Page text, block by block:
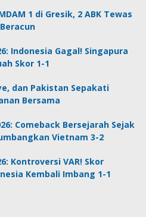
1 di Gresik, 2 ABK Tewas
Indonesia Gagal! Singapura
Skor 1-1
dan Pakistan Sepakati
Bersama
Comeback Bersejarah Sejak
Vietnam 3-2
Kontroversi VAR! Skor
Kembali Imbang 1-1